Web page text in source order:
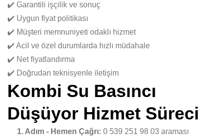
✔️ Garantili işçilik ve sonuç
✔️ Uygun fiyat politikası
✔️ Müşteri memnuniyeti odaklı hizmet
✔️ Acil ve özel durumlarda hızlı müdahale
✔️ Net fiyatlandırma
✔️ Doğrudan teknisyenle iletişim
Kombi Su Basıncı
Düşüyor Hizmet Süreci
1. Adım - Hemen Çağrı: 0 539 251 98 03 araması